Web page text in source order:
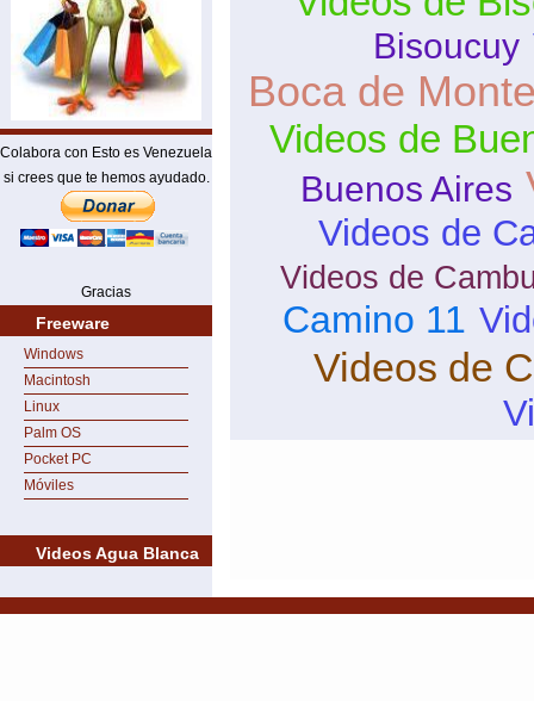
Colabora con Esto es Venezuela
si crees que te hemos ayudado.
Gracias
Freeware
Windows
Macintosh
Linux
Palm OS
Pocket PC
Móviles
Videos Agua Blanca
Bisoucuy
Boca de
Videos de
Buenos Aires
Videos de
Videos de
Camino 11
Videos de